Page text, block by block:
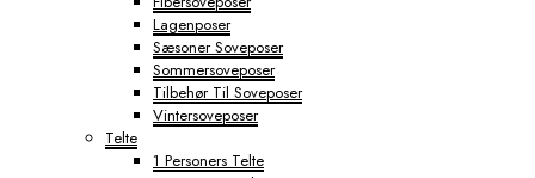
Lagenposer
Sæsoner Soveposer
Sommersoveposer
Tilbehør Til Soveposer
Vintersoveposer
Telte
1 Personers Telte